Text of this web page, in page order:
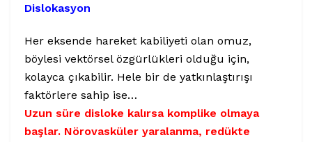
Dislokasyon
Her eksende hareket kabiliyeti olan omuz,
böylesi vektörsel özgürlükleri olduğu için,
kolayca çıkabilir. Hele bir de yatkınlaştırışı
faktörlere sahip ise…
Uzun süre disloke kalırsa komplike olmaya
başlar. Nörovasküler yaralanma, redükte